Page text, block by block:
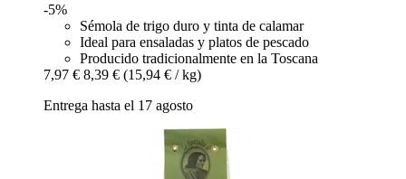
-5%
Sémola de trigo duro y tinta de calamar
Ideal para ensaladas y platos de pescado
Producido tradicionalmente en la Toscana
7,97 € 8,39 € (15,94 € / kg)
Entrega hasta el 17 agosto